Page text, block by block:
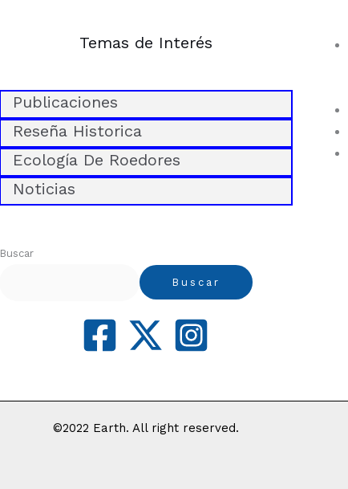
Temas de Interés
Publicaciones
Reseña Historica
Ecología De Roedores
Noticias
Buscar
Buscar
©2022 Earth. All right reserved.